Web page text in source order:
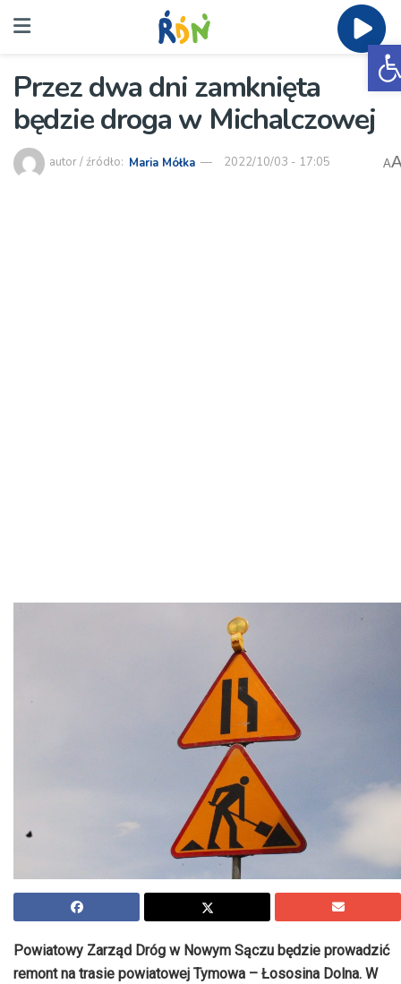
Przez dwa dni zamknięta
będzie droga w Michalczowej
autor / źródło: Maria Mółka 2022/10/03 - 17:05 A
Powiatowy Zarząd Dróg w Nowym Sączu będzie prowadzić
remont na trasie powiatowej Tymowa – Łososina Dolna. W